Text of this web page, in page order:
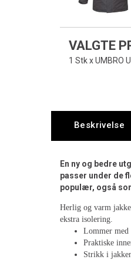
VALGTE
1 Stk x UMBRO
Beskrivelse
En ny og bedre
passer under de
populær, også
Herlig og varm
ekstra isolering.
Lommer med
Praktiske
Strikk i